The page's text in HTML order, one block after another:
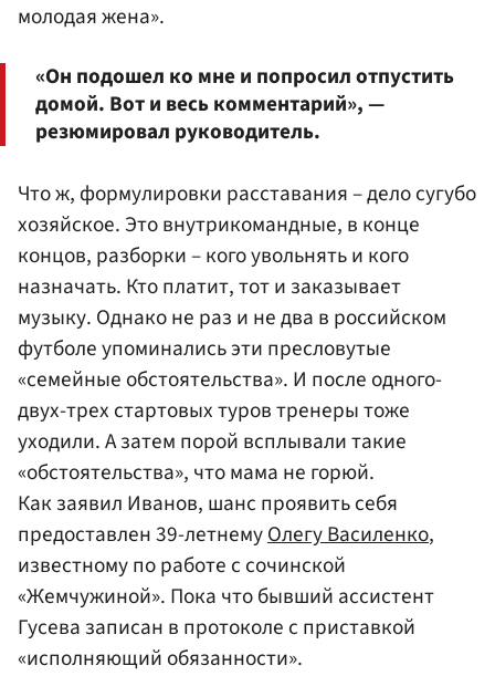
молодая жена».
«Он подошел ко мне и попросил отпустить
домой. Вот и весь комментарий», —
резюмировал руководитель.
Что ж, формулировки расставания – дело сугубо
хозяйское. Это внутрикомандные, в конце
концов, разборки – кого увольнять и кого
назначать. Кто платит, тот и заказывает
музыку. Однако не раз и не два в российском
футболе упоминались эти пресловутые
«семейные обстоятельства». И после одного-
двух-трех стартовых туров тренеры тоже
уходили. А затем порой всплывали такие
«обстоятельства», что мама не горюй.
Как заявил Иванов, шанс проявить себя
предоставлен 39-летнемуОлегу Василенко,
известному по работе с сочинской
«Жемчужиной». Пока что бывший ассистент
Гусева записан в протоколе с приставкой
«исполняющий обязанности».